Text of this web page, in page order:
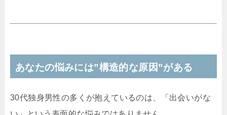
あなたの悩みには”構造的な原因”がある
30代独身男性の多くが抱えているのは、「出会いがな